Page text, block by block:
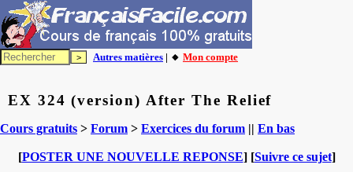
Autres matières | 🔸 Mon compte
EX 324 (version) After The Relief
Cours gratuits > Forum > Exercices du forum || En bas
[POSTER UNE NOUVELLE REPONSE] [Suivre ce sujet]